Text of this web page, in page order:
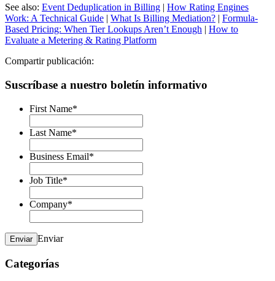
See also: Event Deduplication in Billing | How Rating Engines
Work: A Technical Guide | What Is Billing Mediation? | Formula-
Based Pricing: When Tier Lookups Aren’t Enough | How to
Evaluate a Metering & Rating Platform
Compartir publicación:
Suscríbase a nuestro boletín informativo
First Name*
Last Name*
Business Email*
Job Title*
Company*
Enviar Enviar
Categorías